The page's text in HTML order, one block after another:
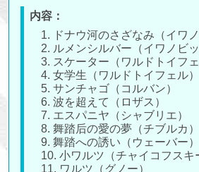
内容：
1. ドナウ河のさざなみ（イワノ
2. ルメンシルバー（イワノビッ
3. スケーター（ワルドトイフェ
4. 女学生（ワルドトイフェル）
5. サンチャゴ（コルバン）
6. 波を超えて（ロザス）
7. エスパニヤ（シャブリエ）
8. 舞踏后の愛の夢（チブルカ）
9. 舞踏への誘い（ウェーバー）
10. 小ワルツ（チャイコフスキ
11. ワルツ（グノー）